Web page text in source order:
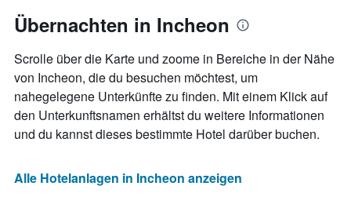
Übernachten in Incheon
Scrolle über die Karte und zoome in Bereiche in der Nähe
von Incheon, die du besuchen möchtest, um
nahegelegene Unterkünfte zu finden. Mit einem Klick auf
den Unterkunftsnamen erhältst du weitere Informationen
und du kannst dieses bestimmte Hotel darüber buchen.
Alle Hotelanlagen in Incheon anzeigen